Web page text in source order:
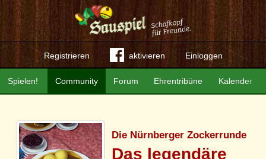
Registrieren aktivieren Einloggen
Community Forum Ehrentribüne Kalender
Spielen!
Die Nürnberger Zockerrunde
Das legendäre